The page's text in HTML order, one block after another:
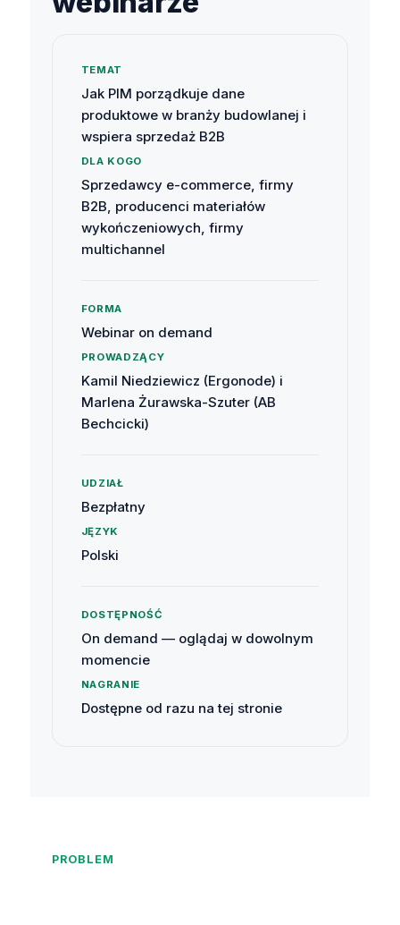
TEMAT
Jak PIM porządkuje dane
produktowe w branży budowlanej i
wspiera sprzedaż B2B
DLA KOGO
Sprzedawcy e-commerce, firmy
B2B, producenci materiałów
wykończeniowych, firmy
multichannel
FORMA
Webinar on demand
PROWADZĄCY
Kamil Niedziewicz (Ergonode) i
Marlena Żurawska-Szuter (AB
Bechcicki)
UDZIAŁ
Bezpłatny
JĘZYK
Polski
DOSTĘPNOŚĆ
On demand — oglądaj w dowolnym
momencie
NAGRANIE
Dostępne od razu na tej stronie
PROBLEM